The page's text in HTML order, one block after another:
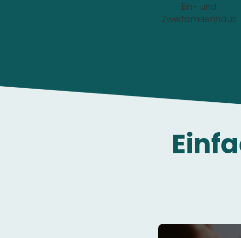
Ein- und
Zweifamilienhaus